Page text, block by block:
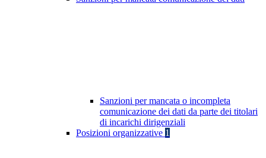
Sanzioni per mancata o incompleta
comunicazione dei dati da parte dei titolari
di incarichi dirigenziali
Posizioni organizzative 1